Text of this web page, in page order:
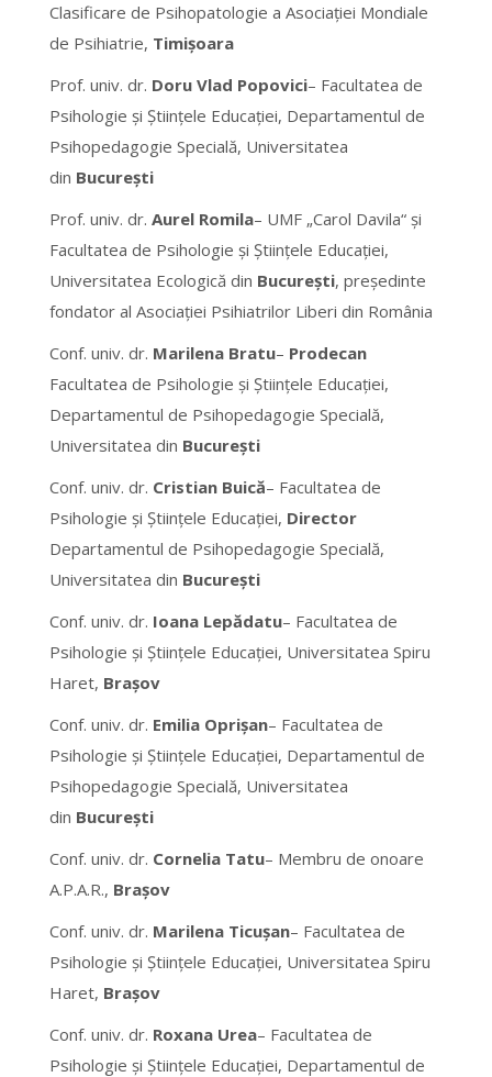
Clasificare de Psihopatologie a Asociației Mondiale
de Psihiatrie, Timișoara
Prof. univ. dr. Doru Vlad Popovici– Facultatea de
Psihologie și Științele Educației, Departamentul de
Psihopedagogie Specială, Universitatea
din București
Prof. univ. dr. Aurel Romila– UMF „Carol Davila“ și
Facultatea de Psihologie și Științele Educației,
Universitatea Ecologică din București, președinte
fondator al Asociației Psihiatrilor Liberi din România
Conf. univ. dr. Marilena Bratu– Prodecan
Facultatea de Psihologie și Științele Educației,
Departamentul de Psihopedagogie Specială,
Universitatea din București
Conf. univ. dr. Cristian Buică– Facultatea de
Psihologie și Științele Educației, Director
Departamentul de Psihopedagogie Specială,
Universitatea din București
Conf. univ. dr. Ioana Lepădatu– Facultatea de
Psihologie și Științele Educației, Universitatea Spiru
Haret, Brașov
Conf. univ. dr. Emilia Oprișan– Facultatea de
Psihologie și Științele Educației, Departamentul de
Psihopedagogie Specială, Universitatea
din București
Conf. univ. dr. Cornelia Tatu– Membru de onoare
A.P.A.R., Brașov
Conf. univ. dr. Marilena Ticușan– Facultatea de
Psihologie și Științele Educației, Universitatea Spiru
Haret, Brașov
Conf. univ. dr. Roxana Urea– Facultatea de
Psihologie și Științele Educației, Departamentul de